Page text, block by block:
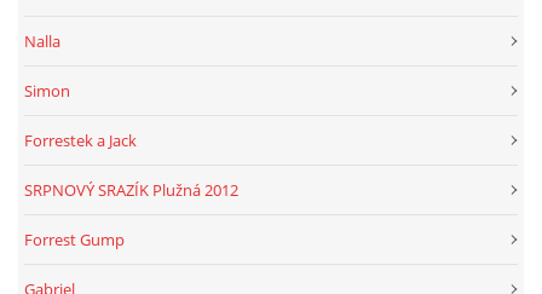
Nalla
Simon
Forrestek a Jack
SRPNOVÝ SRAZÍK Plužná 2012
Forrest Gump
Gabriel